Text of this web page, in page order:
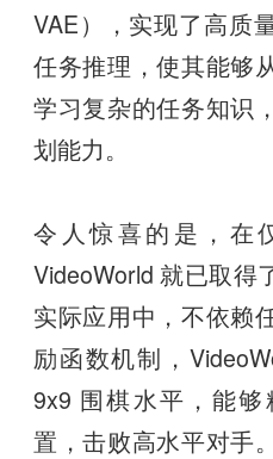
VAE），实现了高质
任务推理，使其能够
学习复杂的任务知识
划能力。
令人惊喜的是，在
VideoWorld 就已取得
实际应用中，不依赖
励函数机制，
9x9 围棋水平，能
置，击败高水平对手